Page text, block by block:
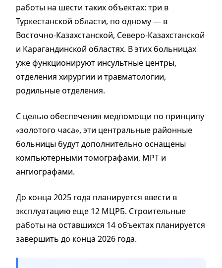
работы на шести таких объектах: три в
Туркестанской области, по одному — в
Восточно-Казахстанской, Северо-Казахстанской
и Карагандинской областях. В этих больницах
уже функционируют инсультные центры,
отделения хирургии и травматологии,
родильные отделения.
С целью обеспечения медпомощи по принципу
«золотого часа», эти центральные районные
больницы будут дополнительно оснащены
компьютерными томографами, МРТ и
ангиографами.
До конца 2025 года планируется ввести в
эксплуатацию еще 12 МЦРБ. Строительные
работы на оставшихся 14 объектах планируется
завершить до конца 2026 года.